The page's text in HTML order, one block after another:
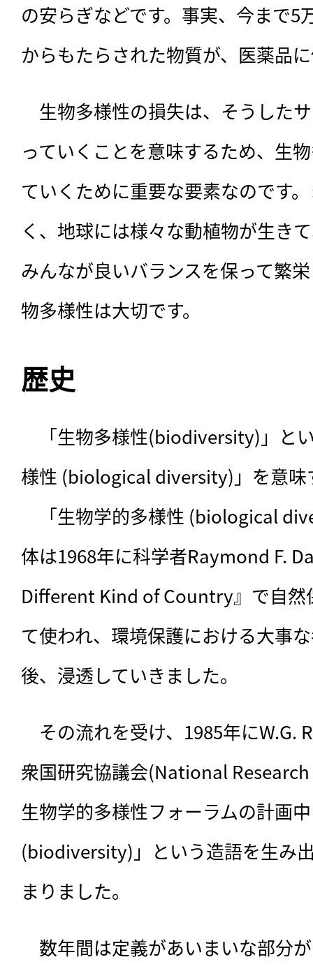
の安らぎなどです。事実、今まで5
からもたらされた物質が、医薬品
生物多様性の損失は、そうした
っていくことを意味するため、生
ていくために重要な要素なのです
く、地球には様々な動植物が生き
みんなが良いバランスを保って繁
物多様性は大切です。
歴史
「生物多様性(biodiversity)」と
様性 (biological diversity)」を意味
「生物学的多様性 (biological
体は1968年に科学者Raymond F.
Different Kind of Country』で自然
て使われ、環境保護における大事
後、浸透していきました。
その流れを受け、1985年にW.G.
衆国研究協議会(National
生物学的多様性フォーラムの計画
(biodiversity)」という造語を生み
まりました。
数年間は定義があいまいな部分